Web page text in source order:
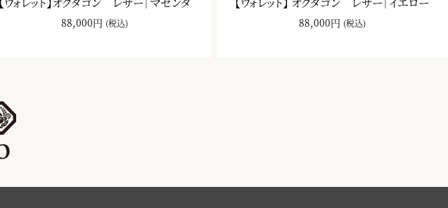
88,000円 (税込) 88,000円 (税込)